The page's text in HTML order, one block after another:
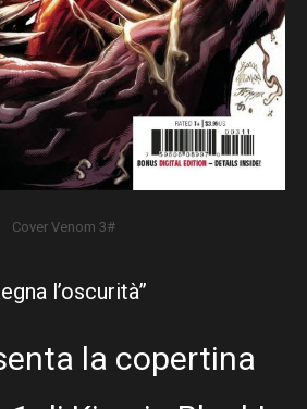
Cover Venom 3#
l’oscurità”
la copertina